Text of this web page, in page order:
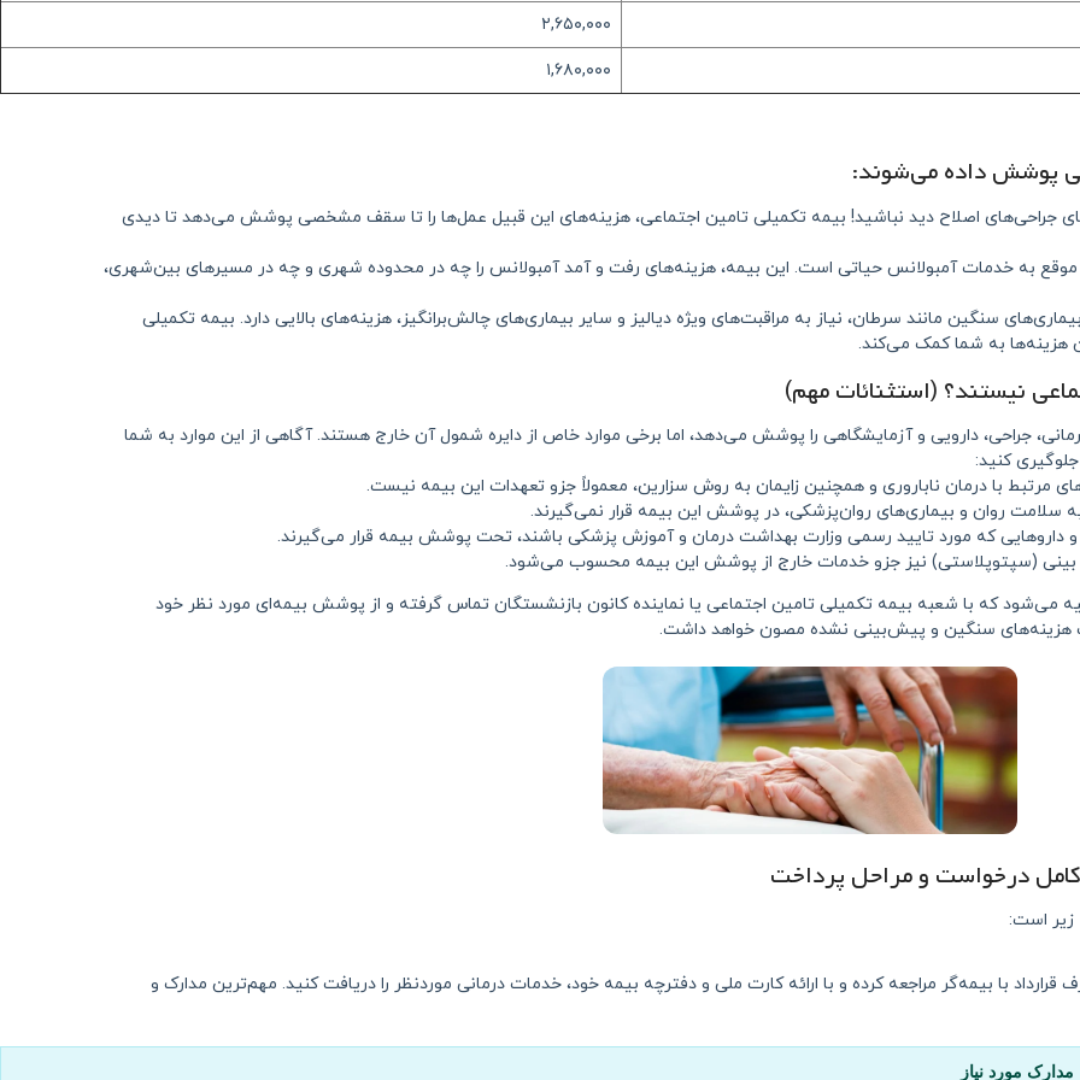
۲,۶۵۰,۰۰۰
۱,۶۸۰,۰۰۰
پوشش داده می‌شوند:
جراحی‌های اصلاح دید نباشید! بیمه تکمیلی تامین اجتماعی، هزینه‌های این قبیل عمل‌ها را تا سقف مشخصی پوشش می‌دهد تا دیدی
به خدمات آمبولانس حیاتی است. این بیمه، هزینه‌های رفت و آمد آمبولانس را چه در محدوده شهری و چه در مسیرهای بین‌شهری،
سنگین مانند سرطان، نیاز به مراقبت‌های ویژه دیالیز و سایر بیماری‌های چالش‌برانگیز، هزینه‌های بالایی دارد. بیمه تکمیلی
هزینه‌ها به شما کمک می‌کند.
نیستند؟ (استثنائات مهم)
جراحی، دارویی و آزمایشگاهی را پوشش می‌دهد، اما برخی موارد خاص از دایره شمول آن خارج هستند. آگاهی از این موارد به شما
کنید:
مرتبط با درمان ناباروری و همچنین زایمان به روش سزارین، معمولاً جزو تعهدات این بیمه نیست.
سلامت روان و بیماری‌های روان‌پزشکی، در پوشش این بیمه قرار نمی‌گیرند.
داروهایی که مورد تایید رسمی وزارت بهداشت درمان و آموزش پزشکی باشند، تحت پوشش بیمه قرار می‌گیرند.
بینی (سپتوپلاستی) نیز جزو خدمات خارج از پوشش این بیمه محسوب می‌شود.
می‌شود که با شعبه بیمه تکمیلی تامین اجتماعی یا نماینده کانون بازنشستگان تماس گرفته و از پوشش بیمه‌ای مورد نظر خود
هزینه‌های سنگین و پیش‌بینی نشده مصون خواهد داشت.
درخواست و مراحل پرداخت
زیر است:
قرارداد با بیمه‌گر مراجعه کرده و با ارائه کارت‌ ملی و دفترچه بیمه خود، خدمات درمانی موردنظر را دریافت کنید. مهم‌ترین مدارک و
مدارک مورد نیاز